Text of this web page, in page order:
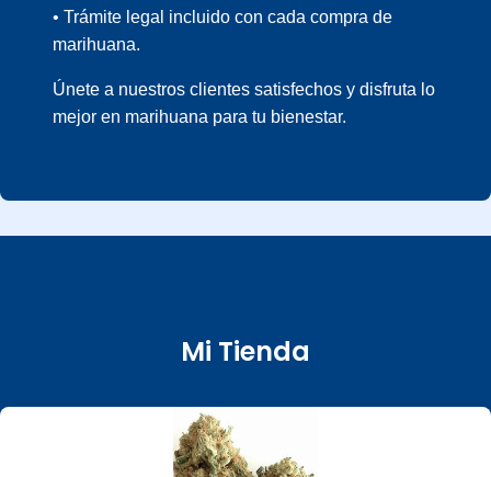
• Trámite legal incluido con cada compra de
marihuana.
Únete a nuestros clientes satisfechos y disfruta lo
mejor en marihuana para tu bienestar.
Mi Tienda